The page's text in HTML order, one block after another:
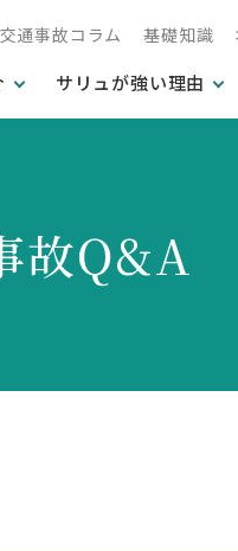
交通事故コラム 基礎知識
サリュが強い理由
故Q&A